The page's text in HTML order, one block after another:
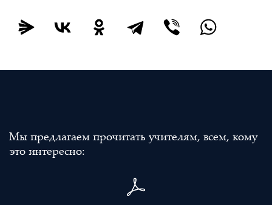
Мы предлагаем прочитать учителям, всем, кому
это интересно: